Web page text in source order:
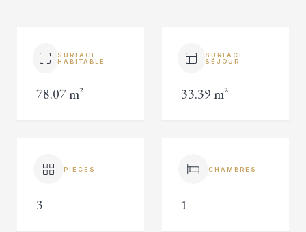
SURFACE
HABITABLE
78.07 m²
SURFACE
SÉJOUR
33.39 m²
PIÈCES
3
CHAMBRES
1